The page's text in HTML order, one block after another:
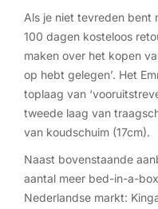
Als je niet tevreden bent
100 dagen kosteloos
maken over het kopen
op hebt gelegen’. Het
toplaag van
tweede laag van
van koudschuim (17cm).
Naast bovenstaande
aantal meer bed-in-a-
Nederlandse markt: